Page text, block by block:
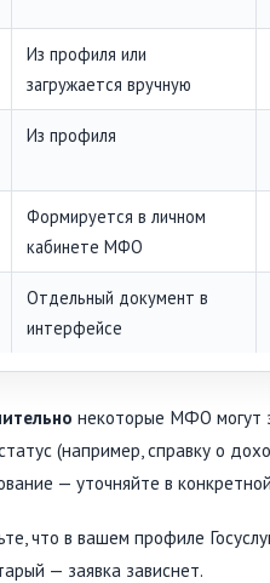
Из профиля или
загружается вручную
Из профиля
Формируется в личном
кабинете МФО
Отдельный документ в
интерфейсе
некоторые МФО могут
(например, справку о
— уточняйте в
что в вашем профиле
— заявка зависнет.